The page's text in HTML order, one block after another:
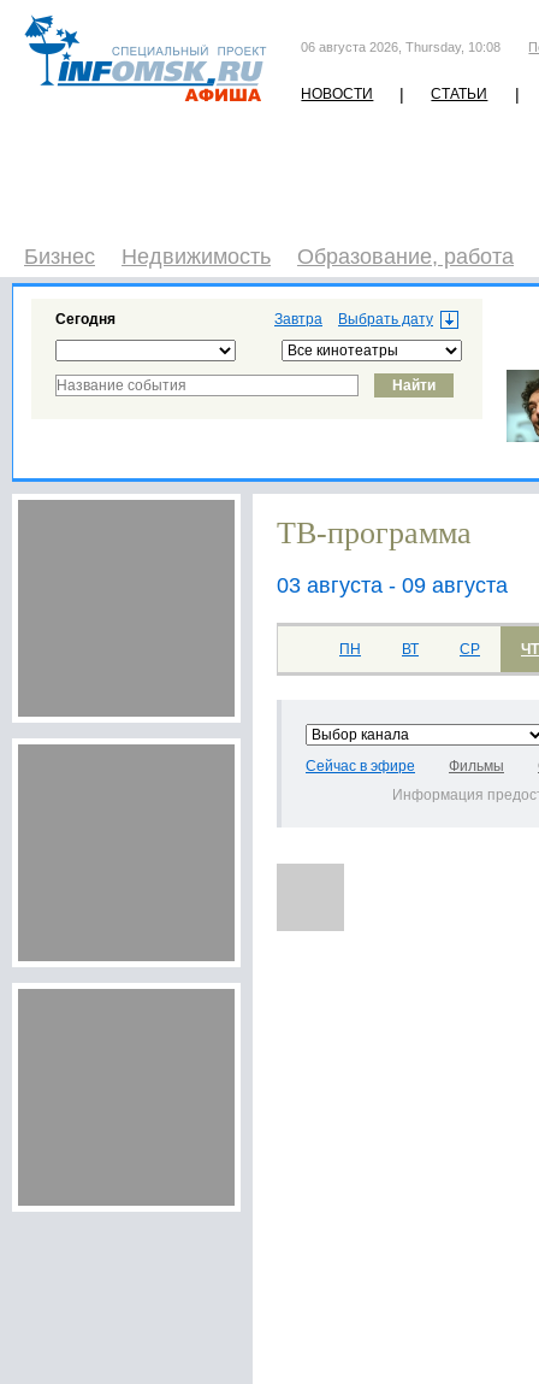
06 августа 2026, Thursday, 10:08
НОВОСТИ | СТАТЬИ |
Бизнес Недвижимость Образование, работа
Завтра
Сегодня
ТВ-программа
03 августа - 09 августа
ПН ВТ СР ЧТ
Сейчас в эфире Фильмы
Информация